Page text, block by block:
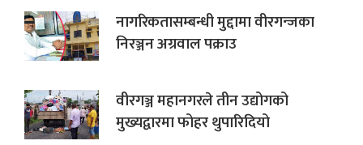
नागरिकतासम्बन्धी मुद्दामा वीरगन्जका
निरञ्जन अग्रवाल पक्राउ
वीरगञ्ज महानगरले तीन उद्योगको
मुख्यद्वारमा फोहर थुपारिदियो